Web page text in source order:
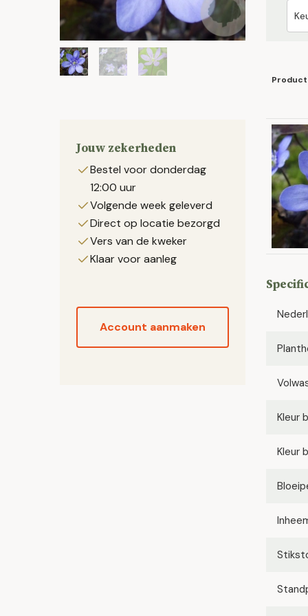
Jouw zekerheden
Bestel voor donderdag
12:00 uur
Volgende week geleverd
Direct op locatie bezorgd
Vers van de kweker
Klaar voor aanleg
Account aanmaken
Product
Kleur
Kleur